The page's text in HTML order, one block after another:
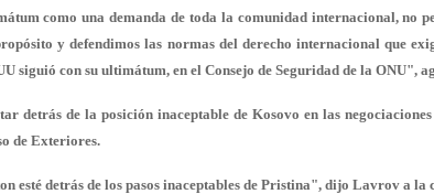
como una demanda de toda la comunidad internacional, no
y defendimos las normas del derecho internacional que
siguió con su ultimátum, en el Consejo de Seguridad de la ONU",
detrás de la posición inaceptable de Kosovo en las
de Exteriores.
esté detrás de los pasos inaceptables de Pristina", dijo Lavrov a la